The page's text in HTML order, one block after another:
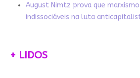
August Nimtz prova que
indissociáveis na luta
+ LIDOS